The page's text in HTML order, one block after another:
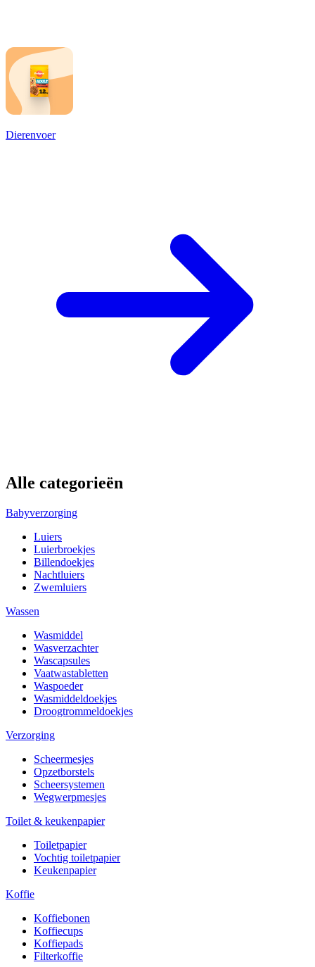
Dierenvoer
Alle categorieën
Babyverzorging
Luiers
Luierbroekjes
Billendoekjes
Nachtluiers
Zwemluiers
Wassen
Wasmiddel
Wasverzachter
Wascapsules
Vaatwastabletten
Waspoeder
Wasmiddeldoekjes
Droogtrommeldoekjes
Verzorging
Scheermesjes
Opzetborstels
Scheersystemen
Wegwerpmesjes
Toilet & keukenpapier
Toiletpapier
Vochtig toiletpapier
Keukenpapier
Koffie
Koffiebonen
Koffiecups
Koffiepads
Filterkoffie